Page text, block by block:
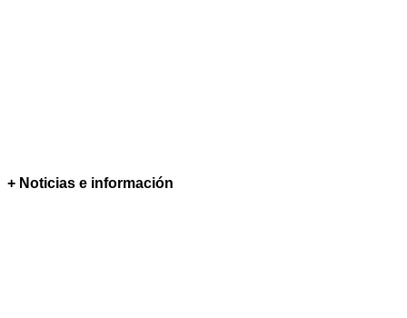
+ Noticias e información